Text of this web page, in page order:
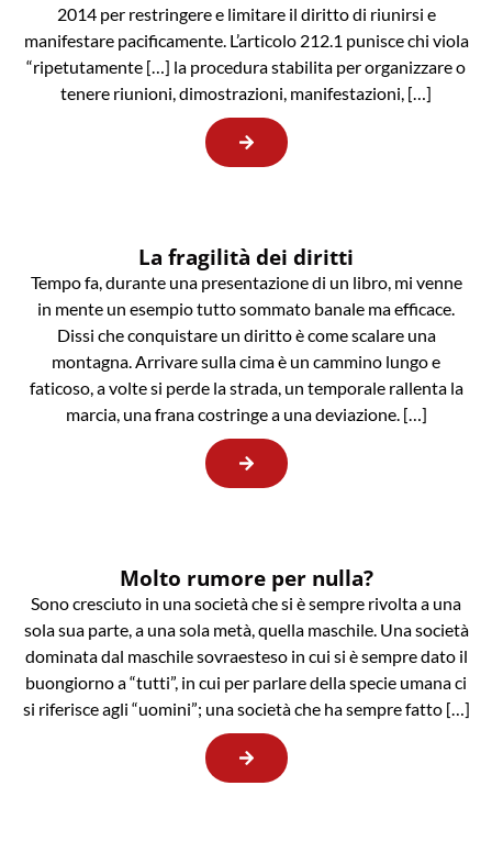
2014 per restringere e limitare il diritto di riunirsi e
manifestare pacificamente. L’articolo 212.1 punisce chi viola
“ripetutamente […] la procedura stabilita per organizzare o
tenere riunioni, dimostrazioni, manifestazioni, […]
La fragilità dei diritti
Tempo fa, durante una presentazione di un libro, mi venne
in mente un esempio tutto sommato banale ma efficace.
Dissi che conquistare un diritto è come scalare una
montagna. Arrivare sulla cima è un cammino lungo e
faticoso, a volte si perde la strada, un temporale rallenta la
marcia, una frana costringe a una deviazione. […]
Molto rumore per nulla?
Sono cresciuto in una società che si è sempre rivolta a una
sola sua parte, a una sola metà, quella maschile. Una società
dominata dal maschile sovraesteso in cui si è sempre dato il
buongiorno a “tutti”, in cui per parlare della specie umana ci
si riferisce agli “uomini”; una società che ha sempre fatto […]